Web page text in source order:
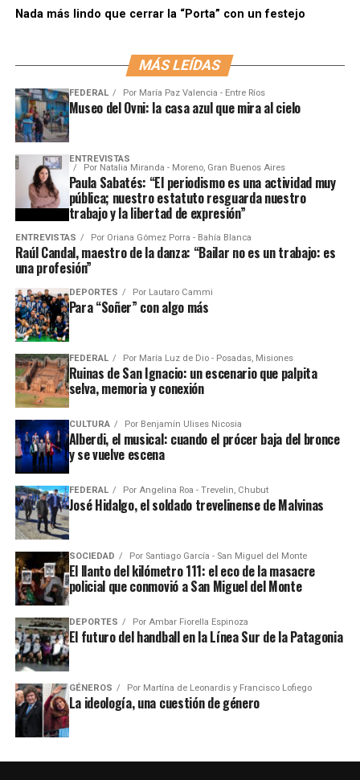
Nada más lindo que cerrar la “Porta” con un festejo
MÁS LEÍDAS
FEDERAL Por María Paz Valencia - Entre Ríos
Museo del Ovni: la casa azul que mira al cielo
ENTREVISTAS
Por Natalia Miranda - Moreno, Gran Buenos Aires
Paula Sabatés: “El periodismo es una actividad muy
pública; nuestro estatuto resguarda nuestro
trabajo y la libertad de expresión”
ENTREVISTAS Por Oriana Gómez Porra - Bahía Blanca
Raúl Candal, maestro de la danza: “Bailar no es un trabajo: es
una profesión”
DEPORTES Por Lautaro Cammi
Para “Soñer” con algo más
FEDERAL Por María Luz de Dio - Posadas, Misiones
Ruinas de San Ignacio: un escenario que palpita
selva, memoria y conexión
CULTURA Por Benjamín Ulises Nicosia
Alberdi, el musical: cuando el prócer baja del bronce
y se vuelve escena
FEDERAL Por Angelina Roa - Trevelin, Chubut
José Hidalgo, el soldado trevelinense de Malvinas
SOCIEDAD Por Santiago García - San Miguel del Monte
El llanto del kilómetro 111: el eco de la masacre
policial que conmovió a San Miguel del Monte
DEPORTES Por Ambar Fiorella Espinoza
El futuro del handball en la Línea Sur de la Patagonia
GÉNEROS Por Martína de Leonardis y Francisco Lofiego
La ideología, una cuestión de género